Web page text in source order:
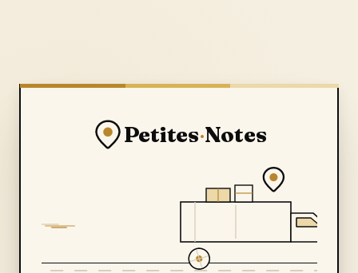
Petites·Notes